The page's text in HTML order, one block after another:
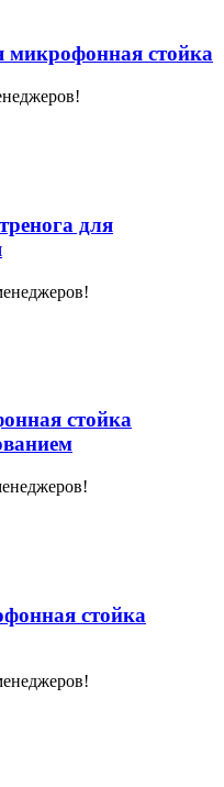
стойка
для
стойка
стойка